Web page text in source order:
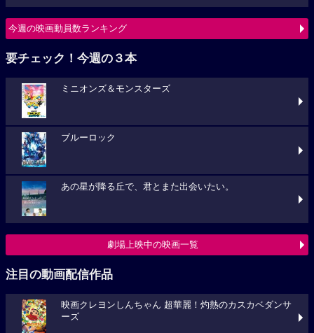
今週の映画動員数ランキング
要チェック！今週の３本
ミニオンズ＆モンスターズ
ブルーロック
あの星が降る丘で、君とまた出会いたい。
劇場上映中の映画一覧
注目の動画配信作品
映画クレヨンしんちゃん 超華麗！灼熱のカスカベダンサ
ーズ